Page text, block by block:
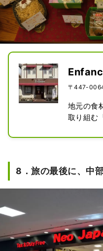
〒447-
地元の食
取り組む
も、子供
域の伝統
「白醤
可能性に
隣にある
ラボレー
8．旅の最後に、中